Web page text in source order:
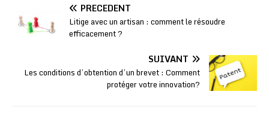
PRÉCÉDENT
Litige avec un artisan : comment le résoudre
efficacement ?
SUIVANT
Les conditions d’obtention d’un brevet : Comment
protéger votre innovation?